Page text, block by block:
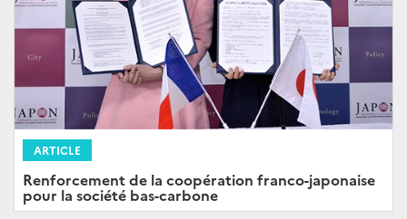
ARTICLE
Renforcement de la coopération franco-japonaise
pour la société bas-carbone